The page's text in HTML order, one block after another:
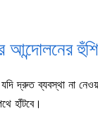
দ্রুত ব্যবস্থা না
হাঁটবে।